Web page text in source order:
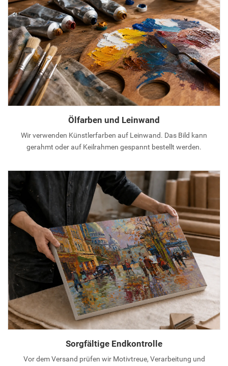
Ölfarben und Leinwand
Wir verwenden Künstlerfarben auf Leinwand. Das Bild kann
gerahmt oder auf Keilrahmen gespannt bestellt werden.
Sorgfältige Endkontrolle
Vor dem Versand prüfen wir Motivtreue, Verarbeitung und